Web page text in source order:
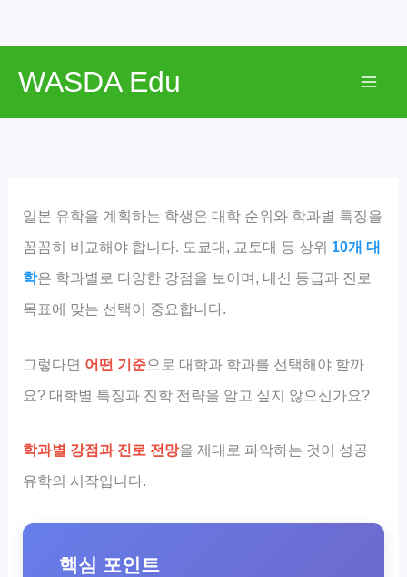
WASDA Edu
일본 유학을 계획하는 학생은 대학 순위와 학과별 특징을
꼼꼼히 비교해야 합니다. 도쿄대, 교토대 등 상위 10개 대
학은 학과별로 다양한 강점을 보이며, 내신 등급과 진로
목표에 맞는 선택이 중요합니다.
그렇다면 어떤 기준으로 대학과 학과를 선택해야 할까
요? 대학별 특징과 진학 전략을 알고 싶지 않으신가요?
학과별 강점과 진로 전망을 제대로 파악하는 것이 성공
유학의 시작입니다.
핵심 포인트